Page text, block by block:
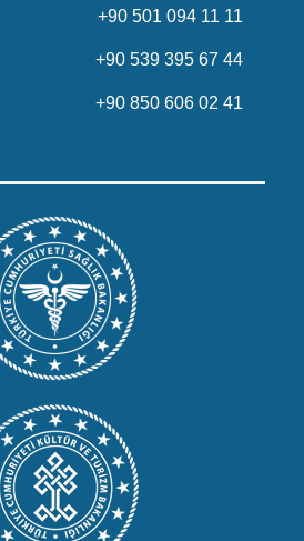
+90 501 094 11 11
+90 539 395 67 44
+90 850 606 02 41